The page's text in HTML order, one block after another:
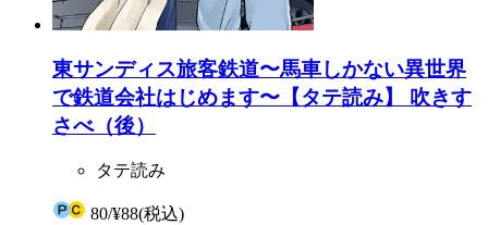
東サンディス旅客鉄道〜馬車しかない異世界
で鉄道会社はじめます〜【タテ読み】 吹きす
さべ（後）
タテ読み
80/¥88(税込)